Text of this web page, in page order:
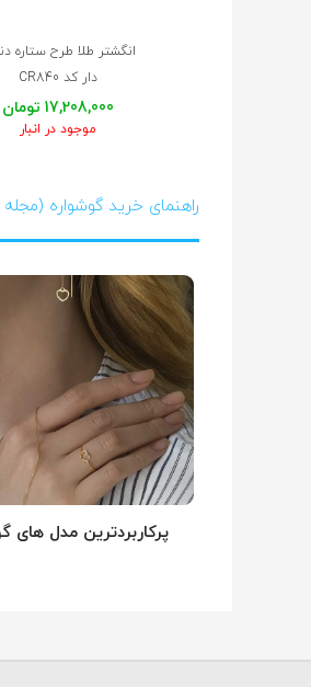
انگشتر طلا طرح ستاره
دار کد CR840
17,208,000 تومان
موجود در انبار
راهنمای خرید گوشواره
پرکاربردترین مدل های